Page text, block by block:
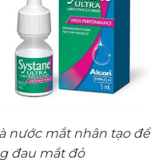
nước mắt nhân tạo để
đau mắt đỏ